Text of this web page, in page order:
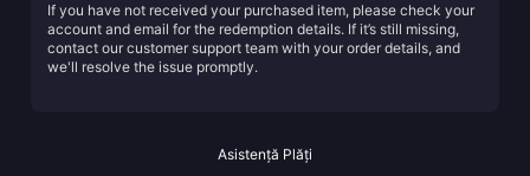
If you have not received your purchased item, please check your
account and email for the redemption details. If it’s still missing,
contact our customer support team with your order details, and
we'll resolve the issue promptly.
Asistență Plăți